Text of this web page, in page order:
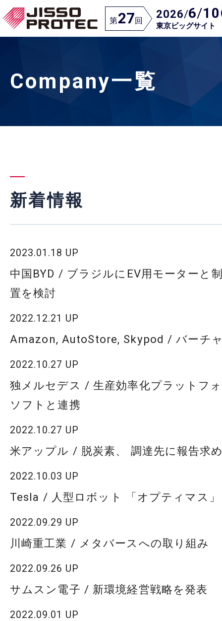
第27回 2026/6/10
東京ビッグサイト
Company一覧
新着情報
2023.01.18 UP
中国BYD / ブラジルにEV用モーターと
置を検討
2022.12.21 UP
Amazon, AutoStore, Skypod / バーチ
2022.10.27 UP
独メルセデス / 生産効率化プラットフ
ソフトと連携
2022.10.27 UP
米アップル / 脱炭素、 調達先に報告求
2022.10.03 UP
Tesla / 人型ロボット 「オプティマス
2022.09.29 UP
川崎重工業 / メタバースへの取り組み
2022.09.26 UP
サムスン電子 / 新環境経営戦略を発表
2022.09.01 UP